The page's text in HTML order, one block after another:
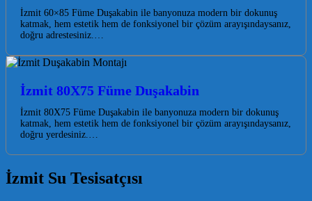
İzmit 60×85 Füme Duşakabin ile banyonuza modern bir dokunuş
katmak, hem estetik hem de fonksiyonel bir çözüm arayışındaysanız,
doğru adrestesiniz.…
İzmit 80X75 Füme Duşakabin
İzmit 80X75 Füme Duşakabin ile banyonuza modern bir dokunuş
katmak, hem estetik hem de fonksiyonel bir çözüm arayışındaysanız,
doğru yerdesiniz.…
İzmit Su Tesisatçısı